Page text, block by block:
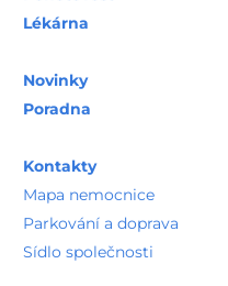
Lékárna
Novinky
Poradna
Kontakty
Mapa nemocnice
Parkování a doprava
Sídlo společnosti